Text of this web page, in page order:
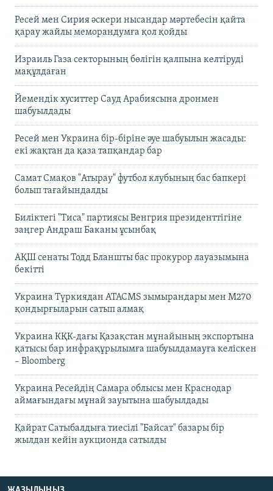
Ресей мен Сирия әскери нысандар мәртебесін қайта
қарау жайлы меморандумға қол қойды
Израиль Газа секторының бөлігін қалпына келтіруді
мақұлдаған
Йемендік хуситтер Сауд Арабиясына дронмен
шабуылдады
Ресей мен Украина бір-біріне әуе шабуылын жасады:
екі жақтан да қаза тапқандар бар
Самат Смақов "Атырау" футбол клубының бас бапкері
болып тағайындалды
Биліктегі "Тиса" партиясы Венгрия президенттігіне
заңгер Андраш Баканы ұсынбақ
АҚШ сенаты Тодд Бланшты бас прокурор лауазымына
бекітті
Украина Түркиядан ATACMS зымырандары мен M270
қондырғыларын сатып алмақ
Украина КҚК-дағы Қазақстан мұнайының экспортына
қатысы бар инфрақұрылымға шабуылдамауға келіскен
– Bloomberg
Украина Ресейдің Самара облысы мен Краснодар
аймағындағы мұнай зауытына шабуылдады
Қайрат Сатыбалдыға тиесілі "Байсат" базары бір
жылдан кейін аукционда сатылды